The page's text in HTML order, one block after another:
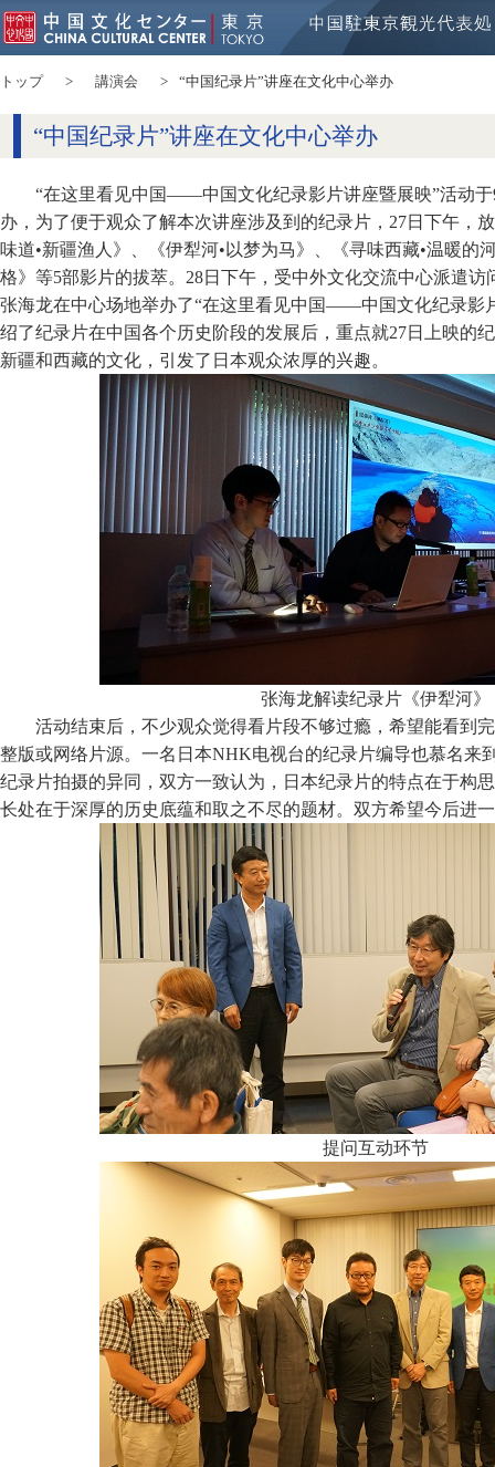
トップ 講演会 “中国纪录片”讲座在文化中心举办
“中国纪录片”讲座在文化中心举办
“在这里看见中国——中国文化纪录影片讲座暨展映”活动
办，为了便于观众了解本次讲座涉及到的纪录片，27日下午，
味道•新疆渔人》、《伊犁河•以梦为马》、《寻味西藏•温暖的
格》等5部影片的拔萃。28日下午，受中外文化交流中心派遣
张海龙在中心场地举办了“在这里看见中国——中国文化纪录影
绍了纪录片在中国各个历史阶段的发展后，重点就27日上映的
新疆和西藏的文化，引发了日本观众浓厚的兴趣。
张海龙解读纪录片《伊犁河》
活动结束后，不少观众觉得看片段不够过瘾，希望能看到
整版或网络片源。一名日本NHK电视台的纪录片编导也慕名来
纪录片拍摄的异同，双方一致认为，日本纪录片的特点在于构
长处在于深厚的历史底蕴和取之不尽的题材。双方希望今后进
提问互动环节